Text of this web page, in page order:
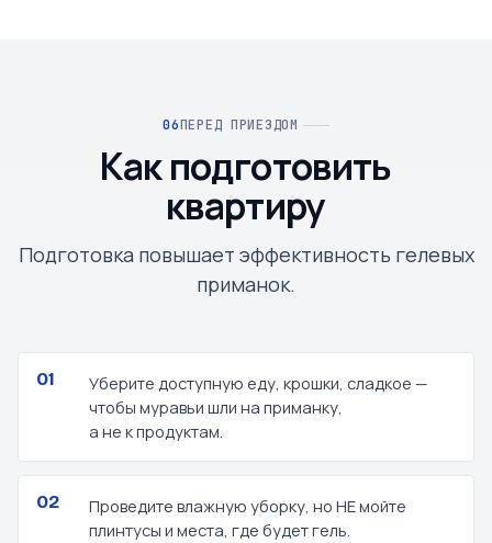
ПЕРЕД ПРИЕЗДОМ
Как подготовить
квартиру
Подготовка повышает эффективность гелевых
приманок.
Уберите доступную еду, крошки, сладкое —
чтобы муравьи шли на приманку,
а не к продуктам.
Проведите влажную уборку, но НЕ мойте
плинтусы и места, где будет гель.